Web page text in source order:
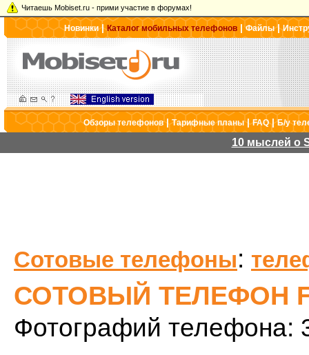
Читаешь Mobiset.ru - прими участие в форумах!
Новинки|Каталог мобильных телефонов |Файлы|
Обзоры телефонов|Тарифные планы|FAQ|Б/у
10 мыслей о
Сотовые телефоны:
СОТОВЫЙ ТЕЛЕФОН
Фотографий телефона: